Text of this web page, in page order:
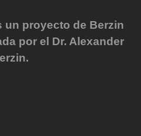
un proyecto de Berzin
por el Dr. Alexander